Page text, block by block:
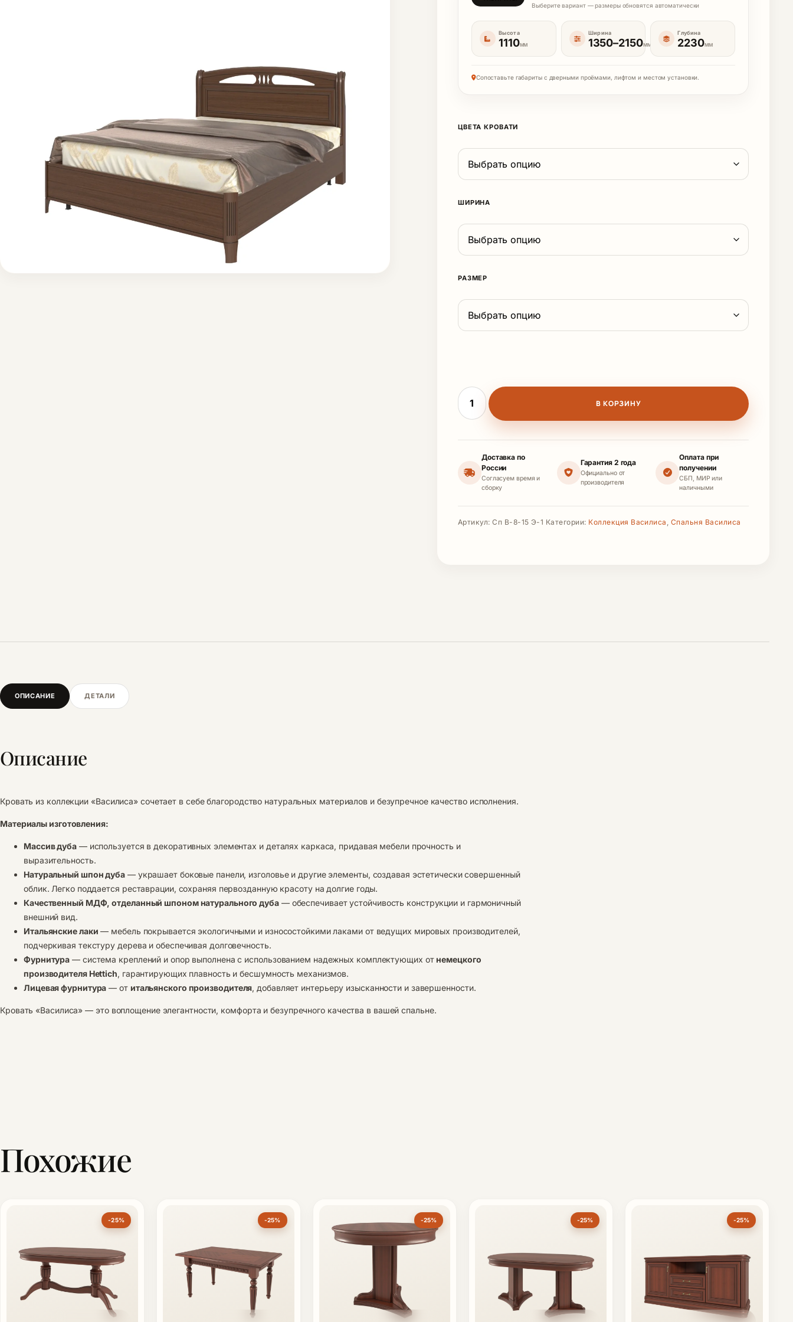
Выберите вариант — размеры обновятся автоматически
Высота
1110ММ
Ширина
1350–2150ММ
Глубина
2230ММ
Сопоставьте габариты с дверными проёмами, лифтом и местом установки.
ЦВЕТА КРОВАТИ
ШИРИНА
РАЗМЕР
Количество товара Кровать
В КОРЗИНУ
Доставка по
России
Согласуем время и
сборку
Гарантия 2 года
Официально от
производителя
Оплата при
получении
СБП, МИР или
наличными
Артикул:Сп В-8-15 Э-1 Категории: Коллекция Василиса , Спальня Василиса
ОПИСАНИЕ ДЕТАЛИ
Описание
Кровать из коллекции «Василиса» сочетает в себе благородство натуральных материалов и безупречное качество исполнения.
Материалы изготовления:
Массив дуба— используется в декоративных элементах и деталях каркаса, придавая мебели прочность и
выразительность.
Натуральный шпон дуба— украшает боковые панели, изголовье и другие элементы, создавая эстетически совершенный
облик. Легко поддается реставрации, сохраняя первозданную красоту на долгие годы.
Качественный МДФ, отделанный шпоном натурального дуба— обеспечивает устойчивость конструкции и гармоничный
внешний вид.
Итальянские лаки — мебель покрывается экологичными и износостойкими лаками от ведущих мировых производителей,
подчеркивая текстуру дерева и обеспечивая долговечность.
Фурнитура — система креплений и опор выполнена с использованием надежных комплектующих отнемецкого
производителя Hettich, гарантирующих плавность и бесшумность механизмов.
Лицевая фурнитура — от итальянского производителя, добавляет интерьеру изысканности и завершенности.
Кровать «Василиса» — это воплощение элегантности, комфорта и безупречного качества в вашей спальне.
Похожие
-25% -25% -25% -25% -25%